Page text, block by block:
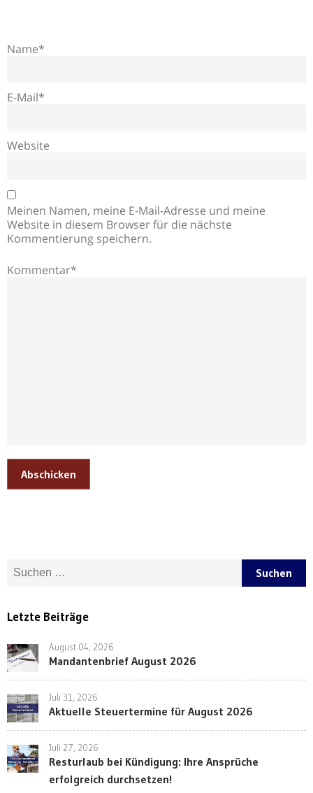
Name*
E-Mail*
Website
Meinen Namen, meine E-Mail-Adresse und meine
Website in diesem Browser für die nächste
Kommentierung speichern.
Kommentar*
Abschicken
Suche nach:
Letzte Beiträge
August 04, 2026
Mandantenbrief August 2026
Juli 31, 2026
Aktuelle Steuertermine für August 2026
Juli 27, 2026
Resturlaub bei Kündigung: Ihre Ansprüche
erfolgreich durchsetzen!